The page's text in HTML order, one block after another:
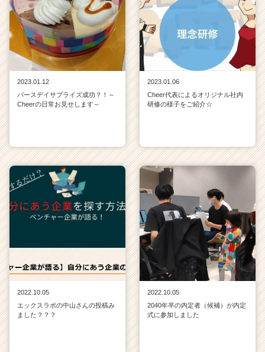
2023.01.12
バースデイサプライズ成功？！～
Cheerの日常お見せします～
2023.01.06
Cheer代表によるオリジナル社内
研修の様子をご紹介☆
2022.10.05
エックスラボの中山さんの投稿み
ました？？？
2022.10.05
2040年卒の内定者（候補）が内定
式に参加しました